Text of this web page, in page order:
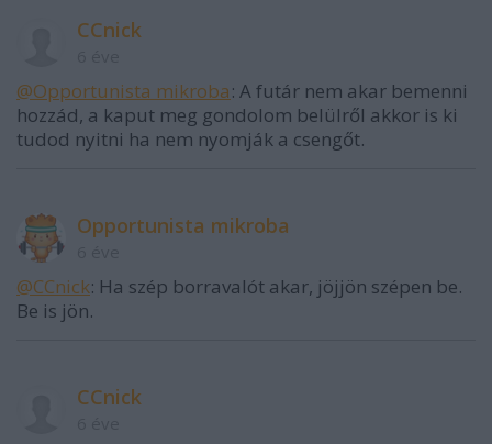
CCnick
@Opportunista mikroba: A futár nem akar bemenni
hozzád, a kaput meg gondolom belülről akkor is ki
tudod nyitni ha nem nyomják a csengőt.
Opportunista mikroba
@CCnick: Ha szép borravalót akar, jöjjön szépen be.
Be is jön.
CCnick